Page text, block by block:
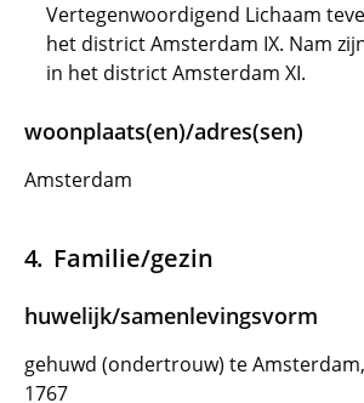
Vertegenwoordigend Lichaam
het district Amsterdam IX. Nam
in het district Amsterdam XI.
woonplaats(en)/adres(sen)
Amsterdam
Familie/gezin
huwelijk/samenlevingsvorm
gehuwd (ondertrouw) te
1767